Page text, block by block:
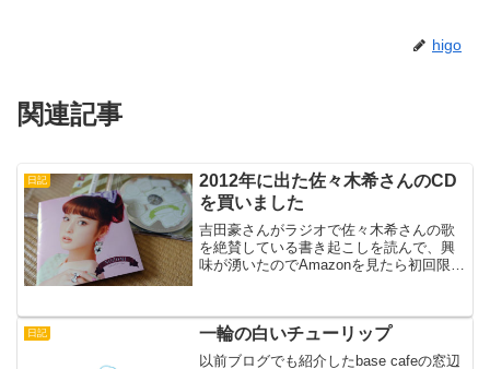
higo
関連記事
日記
2012年に出た佐々木希さんのCD
を買いました
吉田豪さんがラジオで佐々木希さんの歌
を絶賛している書き起こしを読んで、興
味が湧いたのでAmazonを見たら初回限定
日記 一輪の白いチューリップ
以前ブログでも紹介したbase cafeの窓辺